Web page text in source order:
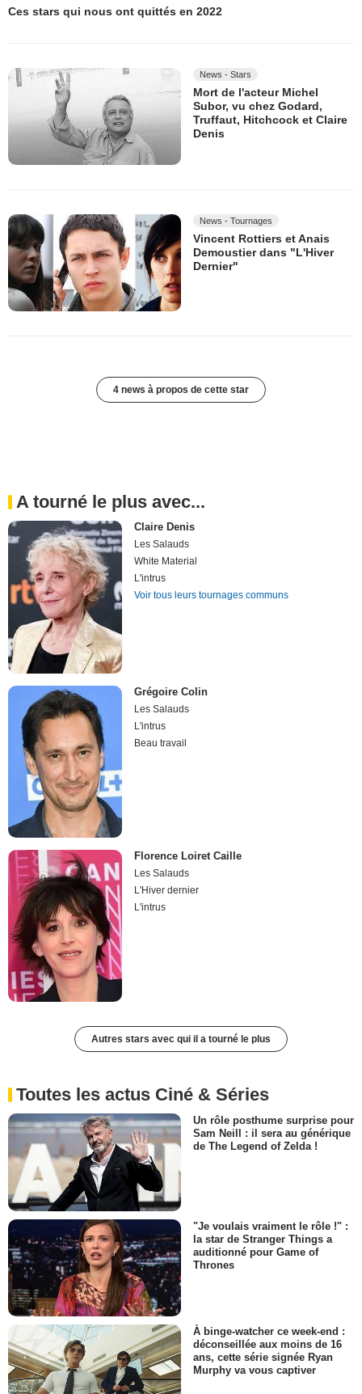
Ces stars qui nous ont quittés en 2022
News - Stars
Mort de l'acteur Michel
Subor, vu chez Godard,
Truffaut, Hitchcock et Claire
Denis
News - Tournages
Vincent Rottiers et Anais
Demoustier dans "L'Hiver
Dernier"
4 news à propos de cette star
A tourné le plus avec...
Claire Denis
Les Salauds
White Material
L'intrus
Voir tous leurs tournages communs
Grégoire Colin
Les Salauds
L'intrus
Beau travail
Florence Loiret Caille
Les Salauds
L'Hiver dernier
L'intrus
Autres stars avec qui il a tourné le plus
Toutes les actus Ciné & Séries
Un rôle posthume surprise pour
Sam Neill : il sera au générique
de The Legend of Zelda !
"Je voulais vraiment le rôle !" :
la star de Stranger Things a
auditionné pour Game of
Thrones
À binge-watcher ce week-end :
déconseillée aux moins de 16
ans, cette série signée Ryan
Murphy va vous captiver